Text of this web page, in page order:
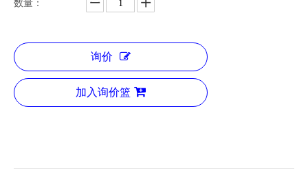
数量：
询价
加入询价篮